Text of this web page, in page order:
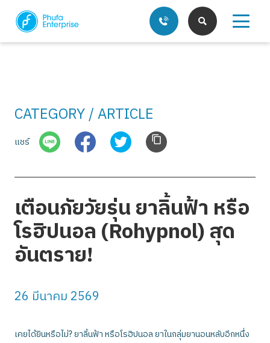
บริการของเรา
บทความ
CATEGORY / ARTICLE
แชร์
เตือนภัยวัยรุ่น ยาลิ้นฟ้า หรือ
โรฮิปนอล (Rohypnol) สุด
อันตราย!
26 มีนาคม 2569
เคยได้ยินหรือไม่? ยาลิ้นฟ้า หรือโรฮิปนอล ยาในกลุ่มยานอนหลับอีกหนึ่ง